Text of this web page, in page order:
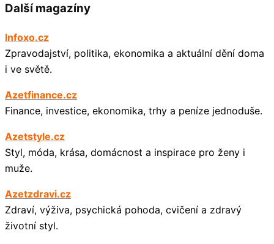
Další magazíny
Infoxo.cz
Zpravodajství, politika, ekonomika a aktuální dění doma
i ve světě.
Azetfinance.cz
Finance, investice, ekonomika, trhy a peníze jednoduše.
Azetstyle.cz
Styl, móda, krása, domácnost a inspirace pro ženy i
muže.
Azetzdravi.cz
Zdraví, výživa, psychická pohoda, cvičení a zdravý
životní styl.